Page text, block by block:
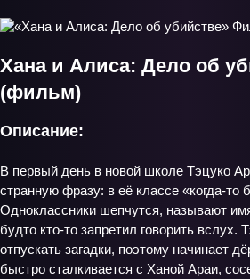
Хана и Алиса: Дело об
(фильм)
Описание:
В первый день в новой школе Тэцуко
странную фразу: в её классе «когда-то
Одноклассники шепчутся, называют
будто кто-то запретил говорить вслух.
отпускать загадки, поэтому начинает
быстро сталкивается с Ханой Араи,